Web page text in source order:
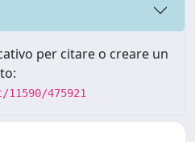
per citare o creare un
475921